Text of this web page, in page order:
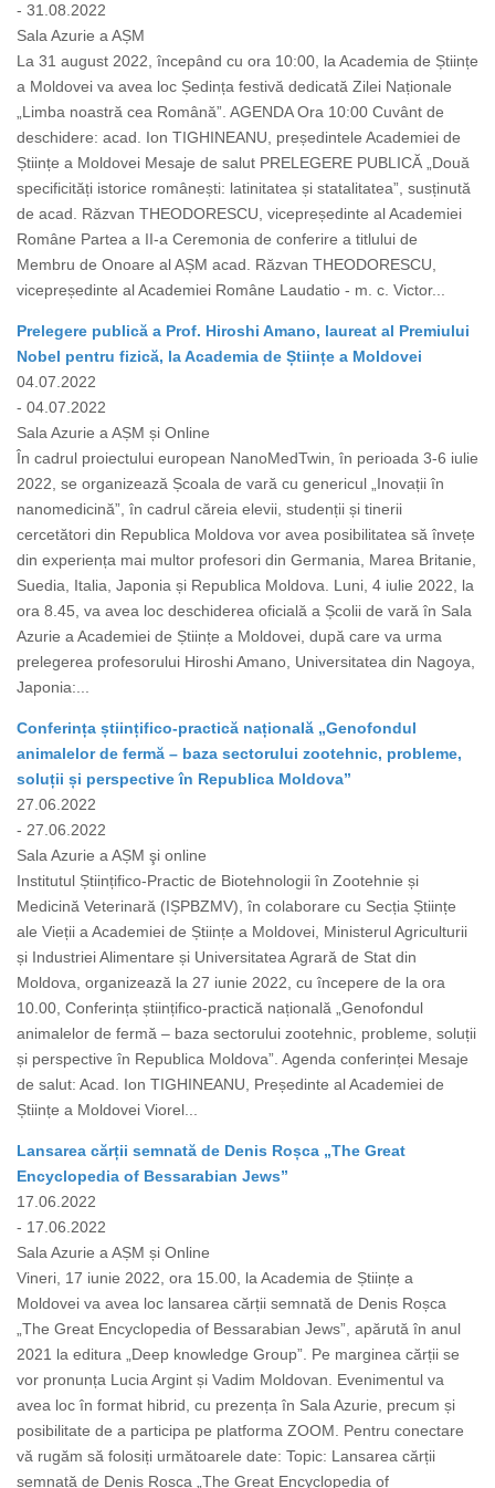
- 31.08.2022
Sala Azurie a AȘM
La 31 august 2022, începând cu ora 10:00, la Academia de Științe
a Moldovei va avea loc Ședința festivă dedicată Zilei Naționale
„Limba noastră cea Română”. AGENDA Ora 10:00 Cuvânt de
deschidere: acad. Ion TIGHINEANU, președintele Academiei de
Științe a Moldovei Mesaje de salut PRELEGERE PUBLICĂ „Două
specificități istorice românești: latinitatea și statalitatea”, susținută
de acad. Răzvan THEODORESCU, vicepreședinte al Academiei
Române Partea a II-a Ceremonia de conferire a titlului de
Membru de Onoare al AȘM acad. Răzvan THEODORESCU,
vicepreședinte al Academiei Române Laudatio - m. c. Victor...
Prelegere publică a Prof. Hiroshi Amano, laureat al Premiului
Nobel pentru fizică, la Academia de Științe a Moldovei
04.07.2022
- 04.07.2022
Sala Azurie a AȘM și Online
În cadrul proiectului european NanoMedTwin, în perioada 3-6 iulie
2022, se organizează Școala de vară cu genericul „Inovații în
nanomedicină”, în cadrul căreia elevii, studenții și tinerii
cercetători din Republica Moldova vor avea posibilitatea să învețe
din experiența mai multor profesori din Germania, Marea Britanie,
Suedia, Italia, Japonia și Republica Moldova. Luni, 4 iulie 2022, la
ora 8.45, va avea loc deschiderea oficială a Școlii de vară în Sala
Azurie a Academiei de Științe a Moldovei, după care va urma
prelegerea profesorului Hiroshi Amano, Universitatea din Nagoya,
Japonia:...
Conferința științifico-practică națională „Genofondul
animalelor de fermă – baza sectorului zootehnic, probleme,
soluții și perspective în Republica Moldova”
27.06.2022
- 27.06.2022
Sala Azurie a AȘM şi online
Institutul Științifico-Practic de Biotehnologii în Zootehnie și
Medicină Veterinară (IȘPBZMV), în colaborare cu Secția Științe
ale Vieții a Academiei de Științe a Moldovei, Ministerul Agriculturii
și Industriei Alimentare și Universitatea Agrară de Stat din
Moldova, organizează la 27 iunie 2022, cu începere de la ora
10.00, Conferința științifico-practică națională „Genofondul
animalelor de fermă – baza sectorului zootehnic, probleme, soluții
și perspective în Republica Moldova”. Agenda conferinței Mesaje
de salut: Acad. Ion TIGHINEANU, Președinte al Academiei de
Științe a Moldovei Viorel...
Lansarea cărții semnată de Denis Roșca „The Great
Encyclopedia of Bessarabian Jews”
17.06.2022
- 17.06.2022
Sala Azurie a AȘM și Online
Vineri, 17 iunie 2022, ora 15.00, la Academia de Științe a
Moldovei va avea loc lansarea cărții semnată de Denis Roșca
„The Great Encyclopedia of Bessarabian Jews”, apărută în anul
2021 la editura „Deep knowledge Group”. Pe marginea cărții se
vor pronunța Lucia Argint și Vadim Moldovan. Evenimentul va
avea loc în format hibrid, cu prezența în Sala Azurie, precum și
posibilitate de a participa pe platforma ZOOM. Pentru conectare
vă rugăm să folosiți următoarele date: Topic: Lansarea cărții
semnată de Denis Roșca „The Great Encyclopedia of